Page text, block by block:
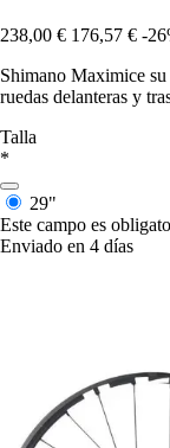
238,00 € 176,57 € -
Shimano Maximice
ruedas delanteras y
Talla
*
29"
Este campo es
Enviado en 4 días